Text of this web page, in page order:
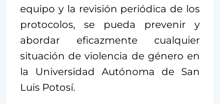
equipo y la revisión periódica de los
protocolos, se pueda prevenir y
abordar eficazmente cualquier
situación de violencia de género en
la Universidad Autónoma de San
Luis Potosí.